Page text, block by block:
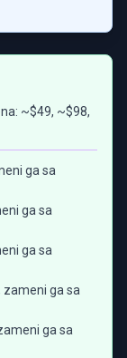
~$49, ~$98,
ga sa
ga sa
ga sa
zameni ga sa
ga sa